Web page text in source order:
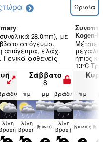
τώρα Ωριαία
28.0mm), με
απόγευμα.
απόγευμα, ελάχ.
Γενικά ασθενείς
Kogen-
ήπιος
13°C
Σάββατο
8
πμ μμ βράδυ πμ
λίγη
βροχή
λίγη
βροχή βρον­τές λίγη
βροχή βρον­τές